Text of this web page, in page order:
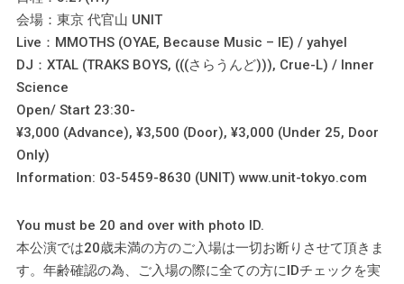
会場：東京 代官山 UNIT
Live：MMOTHS (OYAE, Because Music – IE) / yahyel
DJ：XTAL (TRAKS BOYS, (((さらうんど))), Crue-L) / Inner
Science
Open/ Start 23:30-
¥3,000 (Advance), ¥3,500 (Door), ¥3,000 (Under 25, Door
Only)
Information: 03-5459-8630 (UNIT) www.unit-tokyo.com
You must be 20 and over with photo ID.
本公演では20歳未満の方のご入場は一切お断りさせて頂きま
す。年齢確認の為、ご入場の際に全ての方にIDチェックを実